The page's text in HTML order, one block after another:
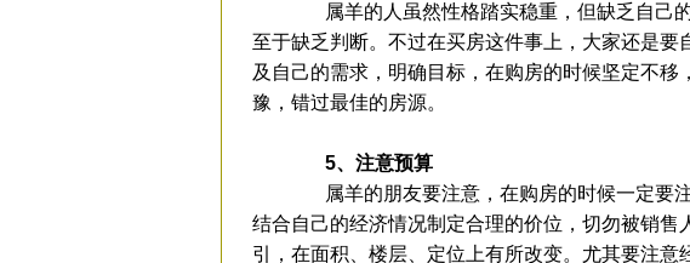
属羊的人虽然性格踏实稳重，但缺乏自己
至于缺乏判断。不过在买房这件事上，大家还是要
及自己的需求，明确目标，在购房的时候坚定不移
豫，错过最佳的房源。
5、注意预算
属羊的朋友要注意，在购房的时候一定要
结合自己的经济情况制定合理的价位，切勿被销售
引，在面积、楼层、定位上有所改变。尤其要注意